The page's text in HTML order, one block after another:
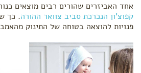
אחד האביזרים שהורים רבים מוצאים
קפוצ'ון הנכרכת סביב צוואר ההורה. כך
פנויות להוצאה בטוחה של התינוק